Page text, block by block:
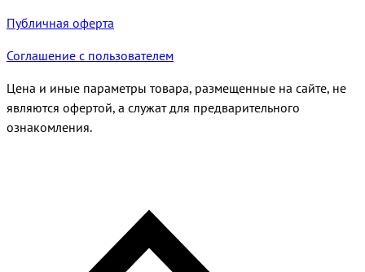
Публичная оферта
Соглашение с пользователем
Цена и иные параметры товара, размещенные на сайте, не
являются офертой, а служат для предварительного
ознакомления.